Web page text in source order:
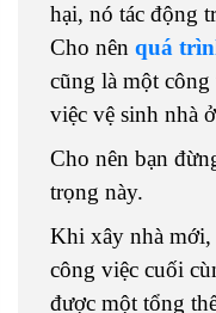
hại, nó tác động
Cho nên quá
cũng là một
việc vệ sinh nhà
Cho nên bạn
trọng này.
Khi xây nhà mới,
công việc cuối
được một tổng